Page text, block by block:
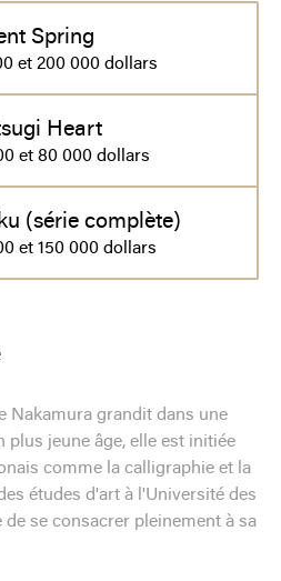
Spring
et 200 000 dollars
Heart
et 80 000 dollars
(série complète)
et 150 000 dollars
Nakamura grandit dans une
plus jeune âge, elle est initiée
comme la calligraphie et la
études d'art à l'Université des
de se consacrer pleinement à sa